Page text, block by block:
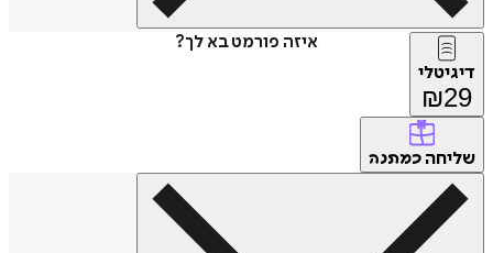
איזה פורמט בא לך?
דיגיטלי
₪29
שליחה כמתנה